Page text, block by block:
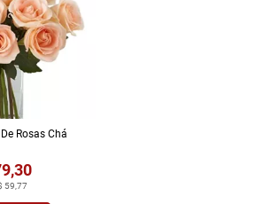
59,77
Rosas Chá